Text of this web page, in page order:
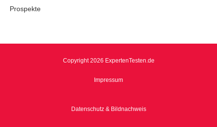
Prospekte
Copyright 2026 ExpertenTesten.de
Impressum
Datenschutz & Bildnachweis